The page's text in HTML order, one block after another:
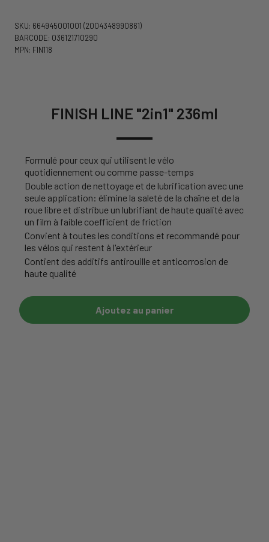
SKU: 664945001001 (2004348990861)
BARCODE: 036121710290
MPN: FIN118
FINISH LINE "2in1" 236ml
Formulé pour ceux qui utilisent le vélo
quotidiennement ou comme passe-temps
Double action de nettoyage et de lubrification avec une
seule application: élimine la saleté de la chaîne et de la
roue libre et distribue un lubrifiant de haute qualité avec
un film à faible coefficient de friction
Convient à toutes les conditions et recommandé pour
les vélos qui restent à l'extérieur
Contient des additifs antirouille et anticorrosion de
haute qualité
Ajoutez au panier